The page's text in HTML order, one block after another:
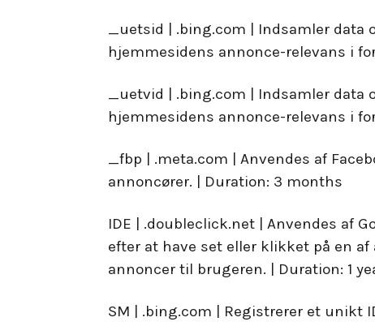
_uetsid | .bing.com | Indsamler data
hjemmesidens annonce-relevans i
_uetvid | .bing.com | Indsamler data
hjemmesidens annonce-relevans i
_fbp | .meta.com | Anvendes af
annoncører. | Duration: 3 months
IDE | .doubleclick.net | Anvendes af
efter at have set eller klikket på en
annoncer til brugeren. | Duration: 1
SM | .bing.com | Registrerer et unikt